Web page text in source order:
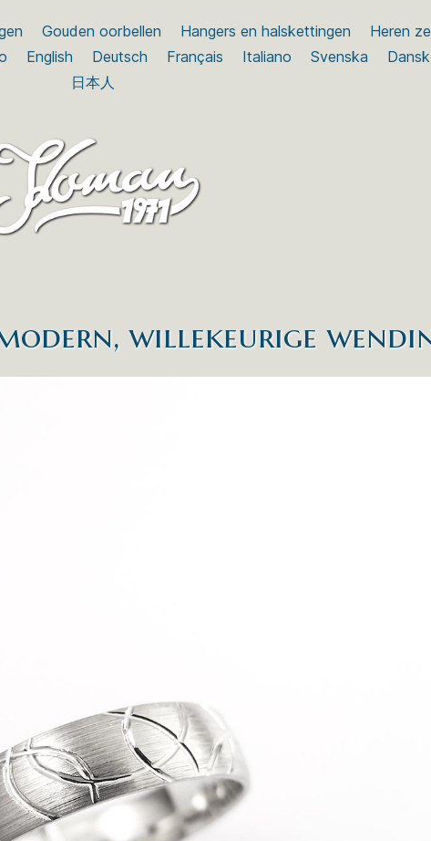
Gouden oorbellen Hangers en halskettingen
Heren
English Deutsch Français Italiano Svenska Dansk
日本人
willekeurige